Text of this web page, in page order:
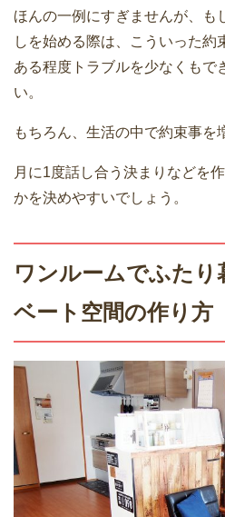
ほんの一例にすぎませんが、も
しを始める際は、こういった約
ある程度トラブルを少なくもで
い。
もちろん、生活の中で約束事を
月に1度話し合う決まりなどを
かを決めやすいでしょう。
ワンルームでふたり
ベート空間の作り方